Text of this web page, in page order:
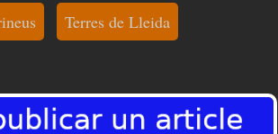
Terres de Lleida